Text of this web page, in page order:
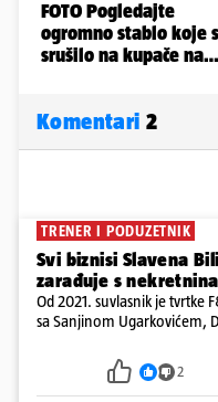
Komentari 2
TRENER I PODUZETNIK
Svi biznisi Slavena
zarađuje s
Od 2021. suvlasnik je tvrtke
sa Sanjinom Ugarkovićem,
poslovanje nekretninama, a
2